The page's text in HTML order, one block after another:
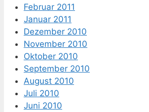
Februar 2011
Januar 2011
Dezember 2010
November 2010
Oktober 2010
September 2010
August 2010
Juli 2010
Juni 2010